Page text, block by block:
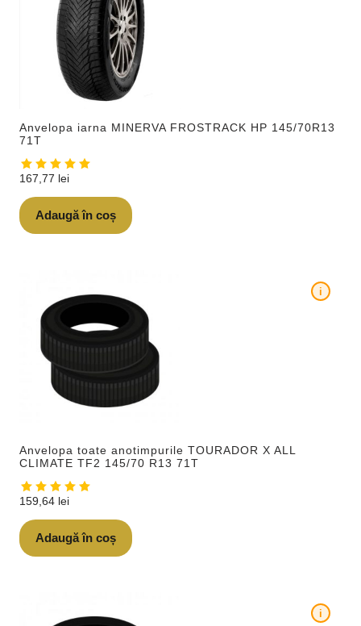
Anvelopa iarna MINERVA FROSTRACK HP 145/70R13
71T
167,77 lei
Adaugă în coș
Anvelopa toate anotimpurile TOURADOR X ALL
CLIMATE TF2 145/70 R13 71T
i
159,64 lei
Adaugă în coș
i